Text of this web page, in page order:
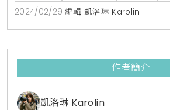
餐廳主廚於即日起推出全新菜單。走
香港、印尼等地30餘年的廚藝經歷
2024/02/29 編輯 凱洛琳 Karolin
作者簡介
凱洛琳 Karolin